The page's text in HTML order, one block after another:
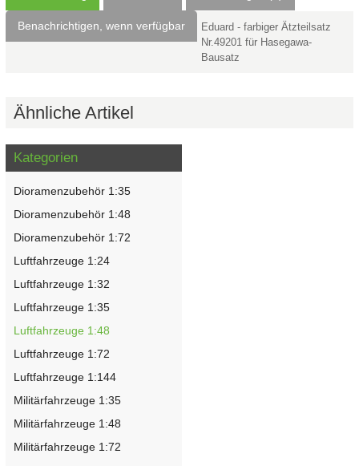
Benachrichtigen, wenn verfügbar
Eduard - farbiger Ätzteilsatz
Nr.49201 für Hasegawa-
Bausatz
Ähnliche Artikel
Kategorien
Dioramenzubehör 1:35
Dioramenzubehör 1:48
Dioramenzubehör 1:72
Luftfahrzeuge 1:24
Luftfahrzeuge 1:32
Luftfahrzeuge 1:35
Luftfahrzeuge 1:48
Luftfahrzeuge 1:72
Luftfahrzeuge 1:144
Militärfahrzeuge 1:35
Militärfahrzeuge 1:48
Militärfahrzeuge 1:72